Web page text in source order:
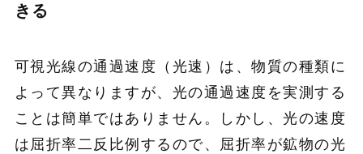
きる
可視光線の通過速度（光速）は、物質の種類に
よって異なりますが、光の通過速度を実測する
ことは簡単ではありません。しかし、光の速度
は屈折率二反比例するので、屈折率が鉱物の光